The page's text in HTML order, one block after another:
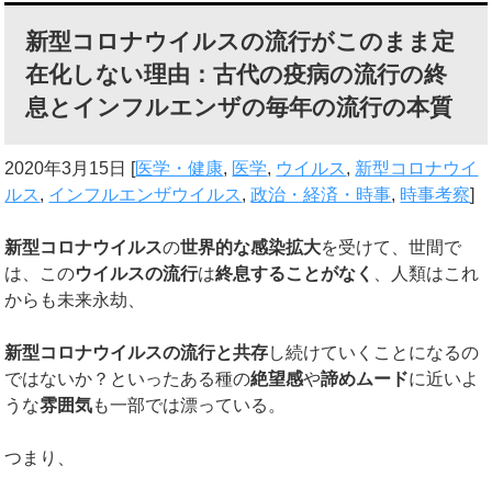
新型コロナウイルスの流行がこのまま定
在化しない理由：古代の疫病の流行の終
息とインフルエンザの毎年の流行の本質
2020年3月15日 [医学・健康, 医学, ウイルス, 新型コロナウイ
ルス, インフルエンザウイルス,政治・経済・時事, 時事考察]
新型コロナウイルスの世界的な感染拡大を受けて、世間で
は、このウイルスの流行は終息することがなく
、人類はこれ
からも未来永劫、
新型コロナウイルスの流行と共存し続けていくことになるの
ではないか？といったある種の絶望感や諦めムードに近いよ
うな雰囲気も一部では漂っている。
つまり、